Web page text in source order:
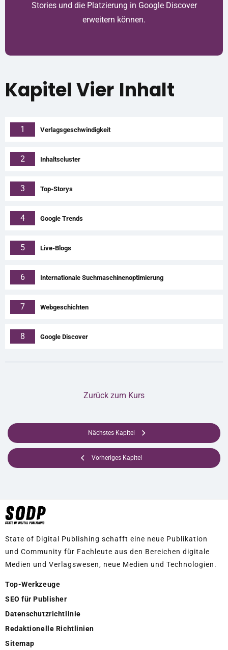
Stories und die Platzierung in Google Discover
erweitern können.
Kapitel Vier Inhalt
1 Verlagsgeschwindigkeit
2 Inhaltscluster
3 Top-Storys
4 Google Trends
5 Live-Blogs
6 Internationale Suchmaschinenoptimierung
7 Webgeschichten
8 Google Discover
Vorheriges Kapitel
Zurück zum Kurs
Nächstes Kapitel
State of Digital Publishing schafft eine neue Publikation
und Community für Fachleute aus den Bereichen digitale
Medien und Verlagswesen, neue Medien und Technologien.
Top-Werkzeuge
SEO für Publisher
Datenschutzrichtlinie
Redaktionelle Richtlinien
Sitemap